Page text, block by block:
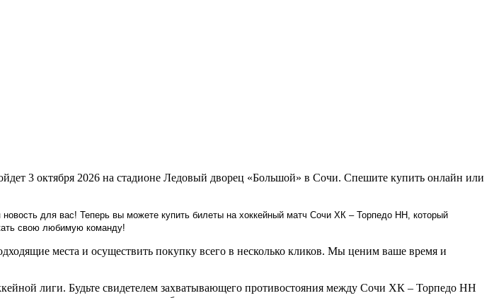
3 октября 2026 на стадионе Ледовый дворец «Большой» в Сочи. Спешите купить онлайн или
для вас! Теперь вы можете купить билеты на хоккейный матч Сочи ХК – Торпедо НН, который
свою любимую команду!
места и осуществить покупку всего в несколько кликов. Мы ценим ваше время и
лиги. Будьте свидетелем захватывающего противостояния между Сочи ХК – Торпедо НН